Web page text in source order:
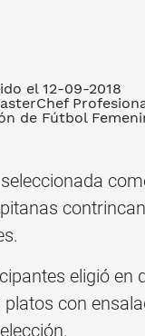
el 12-09-2018
de Fútbol
eligió en
con